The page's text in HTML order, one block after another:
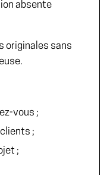
absente
originales sans
vous ;
;
;